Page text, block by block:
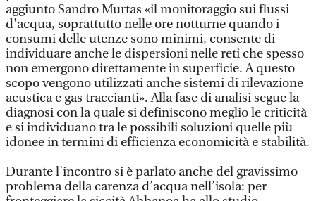
aggiunto Sandro Murtas «il monitoraggio sui flussi
d'acqua, soprattutto nelle ore notturne quando i
consumi delle utenze sono minimi, consente di
individuare anche le dispersioni nelle reti che spesso
non emergono direttamente in superficie. A questo
scopo vengono utilizzati anche sistemi di rilevazione
acustica e gas traccianti». Alla fase di analisi segue la
diagnosi con la quale si definiscono meglio le criticità
e si individuano tra le possibili soluzioni quelle più
idonee in termini di efficienza economicità e stabilità.
Durante l’incontro si è parlato anche del gravissimo
problema della carenza d’acqua nell’isola: per